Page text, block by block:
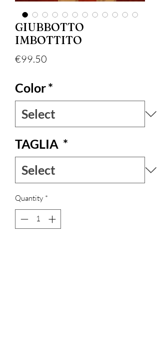
GIUBBOTTO
IMBOTTITO
€99.50
Color*
TAGLIA *
Quantity *